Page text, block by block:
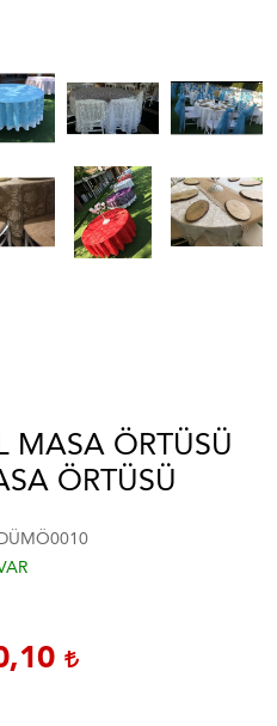
MASA ÖRTÜSÜ
ÖRTÜSÜ